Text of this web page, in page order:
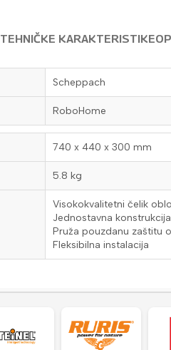
TEHNIČKE KARAKTERISTIKE
Scheppach
RoboHome
740 x 440 x 300 mm
5.8 kg
Visokokvalitetni čelik
Jednostavna konstrukcija
Pruža pouzdanu zaštitu
Fleksibilna instalacija